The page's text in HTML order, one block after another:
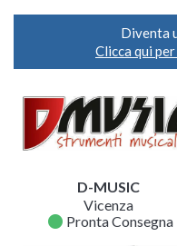
Diventa
Clicca qui
D-MUSIC
Vicenza
fiber_manual_record Pronta Consegna